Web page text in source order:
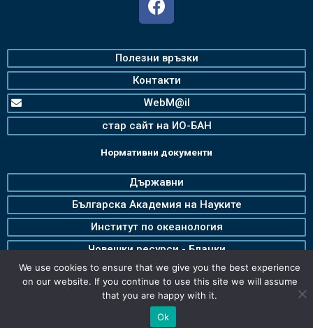
Полезни връзки
Контакти
WebM@il
стар сайт на ИО-БАН
Нормативни документи
Държавни
Българска Академия на Науките
Институт по океанология
Човешки ресурси - Бланки
Годишни отчети
We use cookies to ensure that we give you the best experience
on our website. If you continue to use this site we will assume
that you are happy with it.
Ok